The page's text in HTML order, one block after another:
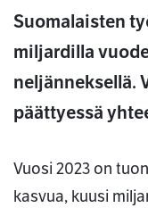
Suomalaisten
miljardilla
neljänneksellä.
päättyessä
Vuosi 2023 on
kasvua, kuusi